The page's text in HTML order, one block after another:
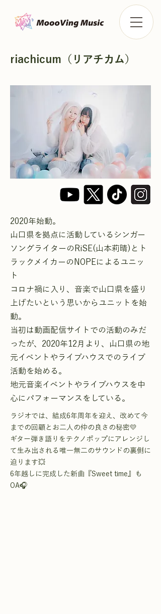
2020年始動。
山口県を拠点に活動しているシンガー
ソングライターのRiSE(山本莉晴)とト
ラックメイカーのNOPEによるユニッ
ト
コロナ禍に入り、音楽で山口県を盛り
上げたいという思いからユニットを始
動。
当初は動画配信サイトでの活動のみだ
ったが、2020年12月より、山口県の地
元イベントやライブハウスでのライブ
活動を始める。
地元音楽イベントやライブハウスを中
心にパフォーマンスをしている。
ラジオでは、結成6年周年を迎え、改めて今
までの回顧とお二人の仲の良さの秘密💛
ギター弾き語りをテクノポップにアレンジし
て生み出される唯一無二のサウンドの裏側に
迫ります💥
6年越しに完成した新曲『Sweet time』も
OA🎧
riachicum（リアチカム）